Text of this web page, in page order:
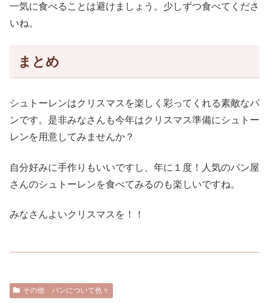
一気に食べることは避けましょう。少しずつ食べてくださ
いね。
まとめ
シュトーレンはクリスマスを楽しく彩ってくれる素敵なパ
ンです。是非みなさんも今年はクリスマス準備にシュトー
レンを用意してみませんか？
自分好みに手作りもいいですし、年に１度！人気のパン屋
さんのシュトーレンを食べてみるのも楽しいですね。
みなさんよいクリスマスを！！
その他 パンについて色々